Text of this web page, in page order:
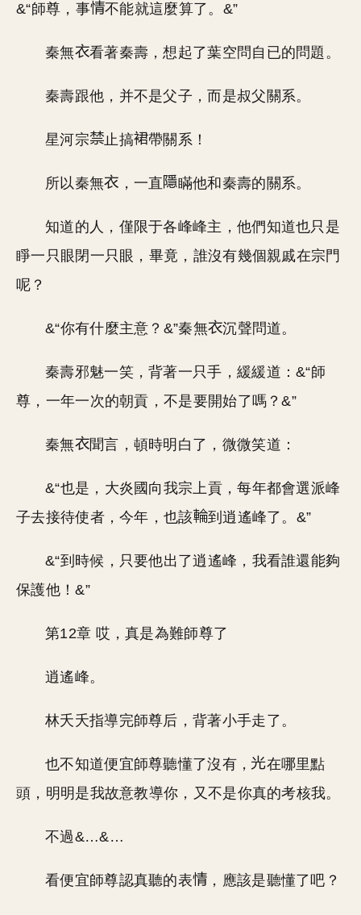
&“師尊，事
不能就這麼算了。&”
秦無 看著秦壽，想起了葉空問自已的問題。
秦壽跟他，并不是父子，而是叔父關系。
星河宗 止搞 帶關系！
所以秦無 ，一直 瞞他和秦壽的關系。
知道的人，僅限于各峰峰主，他們知道也只是
睜一只眼閉一只眼，畢竟，誰沒有幾個親戚在宗門
呢？
&“你有什麼主意？&”秦無 沉聲問道。
秦壽邪魅一笑，背著一只手，緩緩道：&“師
尊，一年一次的朝貢，不是要開始了嗎？&”
秦無 聞言，頓時明白了，微微笑道：
&“也是，大炎國向我宗上貢，每年都會選派峰
子去接待使者，今年，也該
到逍遙峰了。&”
&“到時候，只要他出了逍遙峰，我看誰還能夠
保護他！&”
第12章 哎，真是為難師尊了
逍遙峰。
林夭夭指導完師尊后，背著小手走了。
也不知道便宜師尊聽懂了沒有，
在哪里點
頭，明明是我故意教導你，又不是你真的考核我。
不過&…&…
看便宜師尊認真聽的表 ，應該是聽懂了吧？